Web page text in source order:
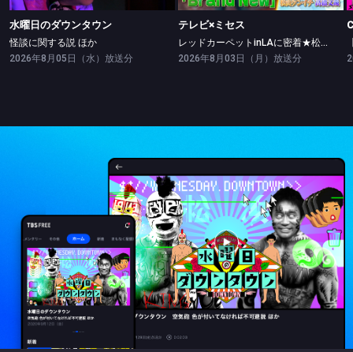
水曜日のダウンタウン
怪談に関する説 ほか
2026年8月05日（水）放送分
テレビ×ミセス
レッドカーペットinLAに密着★松山ケンイチ・高橋文哉ツッパリ勝負！
2026年8月03日（月）放送分